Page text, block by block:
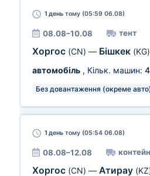
1 день тому (05:59 06.08)
08.08–10.08 тент
Хоргос (CN) — Бішкек (KG)
автомобіль , Кільк. машин: 4
Без довантаження (окреме
1 день тому (05:54 06.08)
08.08–12.08
Хоргос (CN) — Атирау